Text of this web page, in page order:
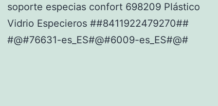
soporte especias confort 698209 Plástico
Vidrio Especieros ##8411922479270##
#@#76631-es_ES#@#6009-es_ES#@#